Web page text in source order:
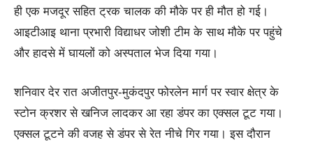
ही एक मजदूर सहित ट्रक चालक की मौके पर ही मौत हो गई।
आइटीआइ थाना प्रभारी विद्याधर जोशी टीम के साथ मौके पर पहुंचे
और हादसे में घायलों को अस्पताल भेज दिया गया।
शनिवार देर रात अजीतपुर-मुकंदपुर फोरलेन मार्ग पर स्वार क्षेत्र के
स्टोन क्रशर से खनिज लादकर आ रहा डंपर का एक्सल टूट गया।
एक्सल टूटने की वजह से डंपर से रेत नीचे गिर गया। इस दौरान